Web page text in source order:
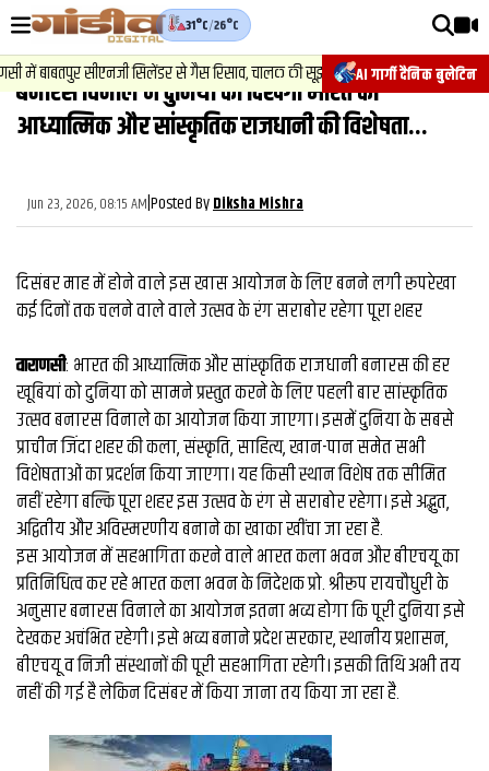
AI गार्गी दैनिक बुलेटिन
31°C/26°C
में बाबतपुर सीएनजी सिलेंडर से गैस रिसाव, चालक की सूझबूझ से टला बड़ा हादसा. 2.
वीडियोज़
वाराणसी न्यूज़
राजनीति
साहित्य
संस्कृति
ख़ान पान और जीवनशैली
अंतरराष्ट्रीय
फैक्ट चेक
व्यापार
मौसम
देश
बनारस विनाले में दुनिया को दिखेगी भारत की
आध्यात्मिक और सांस्कृतिक राजधानी की विशेषता...
Jun 23, 2026, 08:15 AM|Posted ByDiksha Mishra
दिसंबर माह में होने वाले इस खास आयोजन के लिए बनने लगी रूपरेखा
कई दिनों तक चलने वाले वाले उत्सव के रंग सराबोर रहेगा पूरा शहर
वाराणसी: भारत की आध्यात्मिक और सांस्कृतिक राजधानी बनारस की हर
खूबियां को दुनिया को सामने प्रस्तुत करने के लिए पहली बार सांस्कृतिक
उत्सव बनारस विनाले का आयोजन किया जाएगा। इसमें दुनिया के सबसे
प्राचीन जिंदा शहर की कला, संस्कृति, साहित्य, खान-पान समेत सभी
विशेषताओं का प्रदर्शन किया जाएगा। यह किसी स्थान विशेष तक सीमित
नहीं रहेगा बल्कि पूरा शहर इस उत्सव के रंग से सराबोर रहेगा। इसे अद्भुत,
अद्वितीय और अविस्मरणीय बनाने का खाका खींचा जा रहा है.
इस आयोजन में सहभागिता करने वाले भारत कला भवन और बीएचयू का
प्रतिनिधित्व कर रहे भारत कला भवन के निदेशक प्रो. श्रीरूप रायचौधुरी के
अनुसार बनारस विनाले का आयोजन इतना भव्य होगा कि पूरी दुनिया इसे
देखकर अचंभित रहेगी। इसे भव्य बनाने प्रदेश सरकार, स्थानीय प्रशासन,
बीएचयू व निजी संस्थानों की पूरी सहभागिता रहेगी। इसकी तिथि अभी तय
नहीं की गई है लेकिन दिसंबर में किया जाना तय किया जा रहा है.